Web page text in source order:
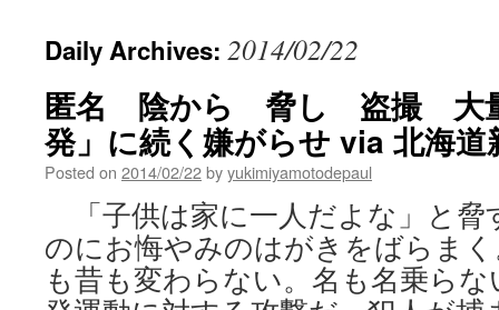
Daily Archives: 2014/02/22
匿名 陰から 脅し 盗撮 大
発」に続く嫌がらせ via 北海道
Posted on 2014/02/22byyukimiyamotodepaul
「子供は家に一人だよな」と脅
のにお悔やみのはがきをばらま
も昔も変わらない。名も名乗ら